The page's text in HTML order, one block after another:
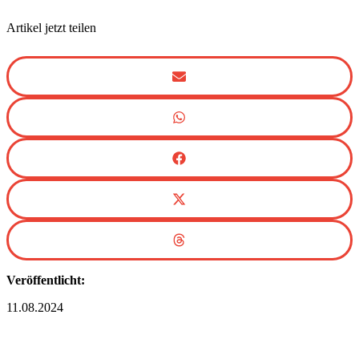
Artikel jetzt teilen
Veröffentlicht:
11.08.2024